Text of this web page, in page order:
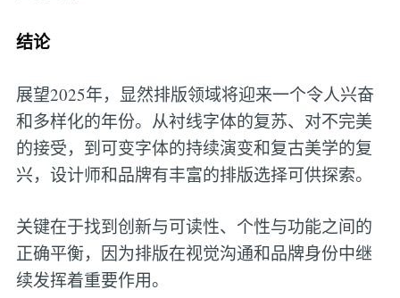
结论
展望2025年，显然排版领域将迎来一个令人兴奋
和多样化的年份。从衬线字体的复苏、对不完美
的接受，到可变字体的持续演变和复古美学的复
兴，设计师和品牌有丰富的排版选择可供探索。
关键在于找到创新与可读性、个性与功能之间的
正确平衡，因为排版在视觉沟通和品牌身份中继
续发挥着重要作用。